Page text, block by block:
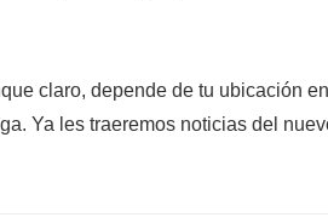
claro, depende de tu ubicación en
Ya les traeremos noticias del